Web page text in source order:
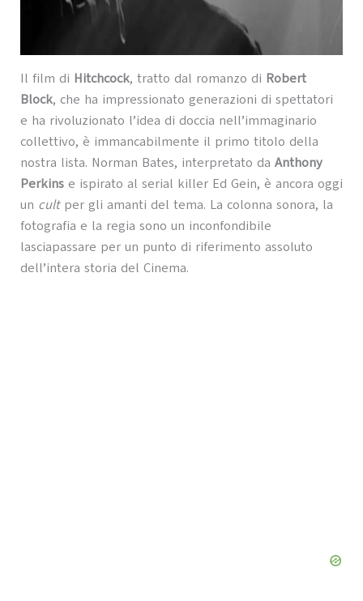
Il film di Hitchcock, tratto dal romanzo di Robert
Block, che ha impressionato generazioni di spettatori
e ha rivoluzionato l’idea di doccia nell’immaginario
collettivo, è immancabilmente il primo titolo della
nostra lista. Norman Bates, interpretato da Anthony
Perkinse ispirato al serial killer Ed Gein, è ancora oggi
un cultper gli amanti del tema. La colonna sonora, la
fotografia e la regia sono un inconfondibile
lasciapassare per un punto di riferimento assoluto
dell’intera storia del Cinema.